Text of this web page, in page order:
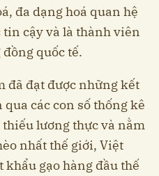
đa dạng hoá quan hệ
tin cậy và là thành viên
quốc tế.
đã đạt được những kết
các con số thống kê
lương thực và nằm
nhất thế giới, Việt
gạo hàng đầu thế